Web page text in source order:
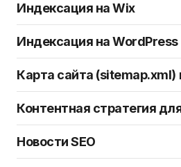
Индексация на Wix
Индексация на WordPress
Карта сайта (sitemap.xml)
Контентная стратегия
Новости SEO